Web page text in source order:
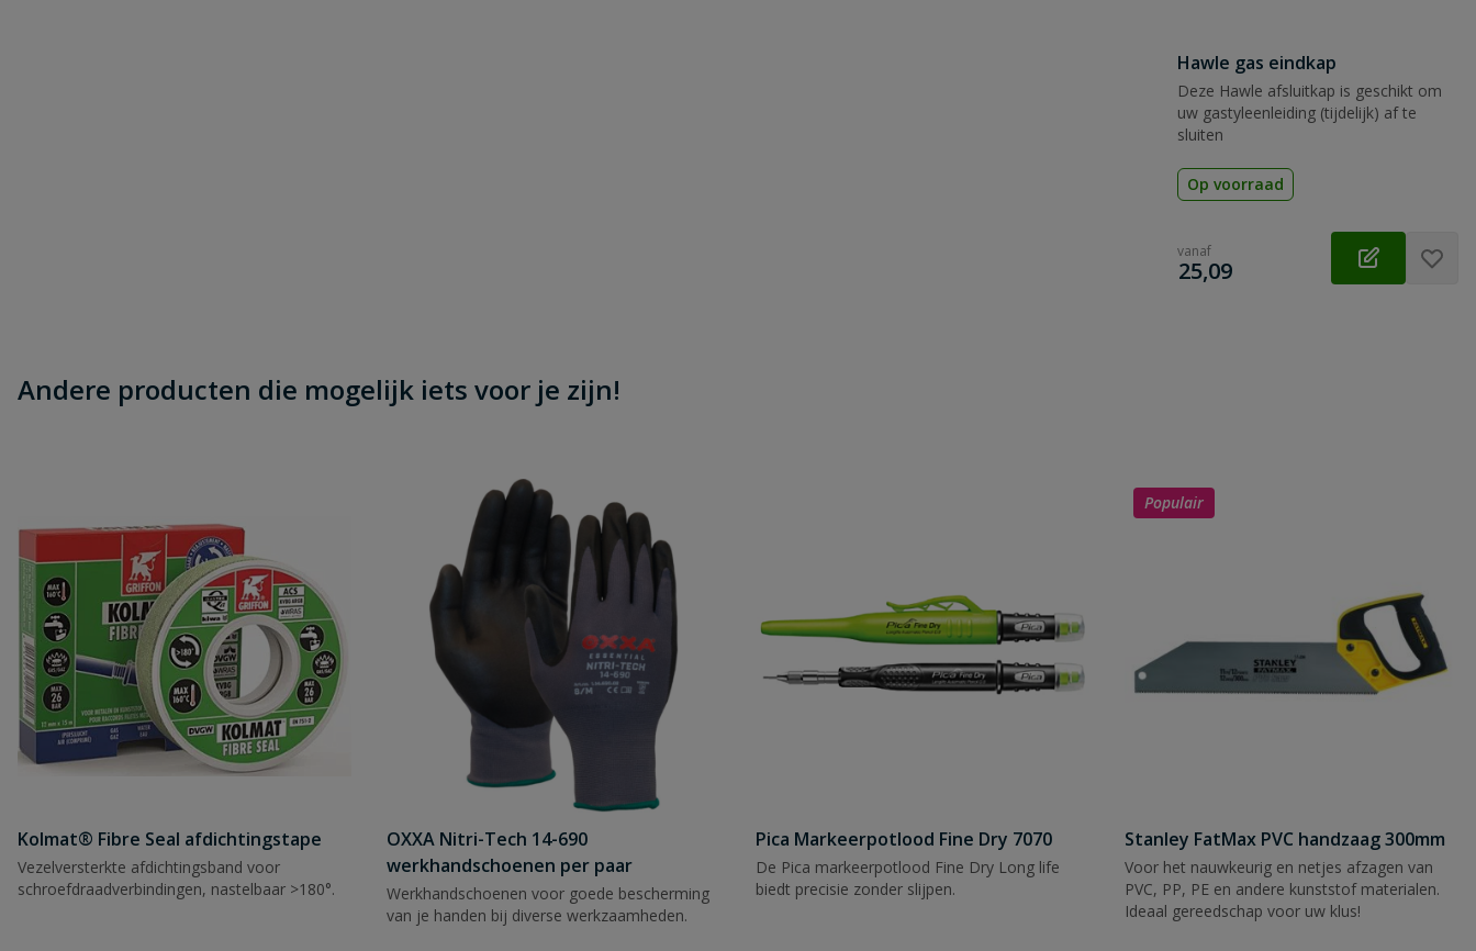
Hawle gas eindkap
Deze Hawle afsluitkap is geschikt om
uw gastyleenleiding (tijdelijk) af te
sluiten
Op voorraad
vanaf
€
25,09
Andere producten die mogelijk iets voor je zijn!
Kolmat® Fibre Seal afdichtingstape
Vezelversterkte afdichtingsband voor
schroefdraadverbindingen, nastelbaar >180°.
OXXA Nitri-Tech 14-690
werkhandschoenen per paar
Werkhandschoenen voor goede bescherming
van je handen bij diverse werkzaamheden.
Pica Markeerpotlood Fine Dry 7070
De Pica markeerpotlood Fine Dry Long life
biedt precisie zonder slijpen.
Populair
Stanley FatMax PVC handzaag 300mm
Voor het nauwkeurig en netjes afzagen van
PVC, PP, PE en andere kunststof materialen.
Ideaal gereedschap voor uw klus!